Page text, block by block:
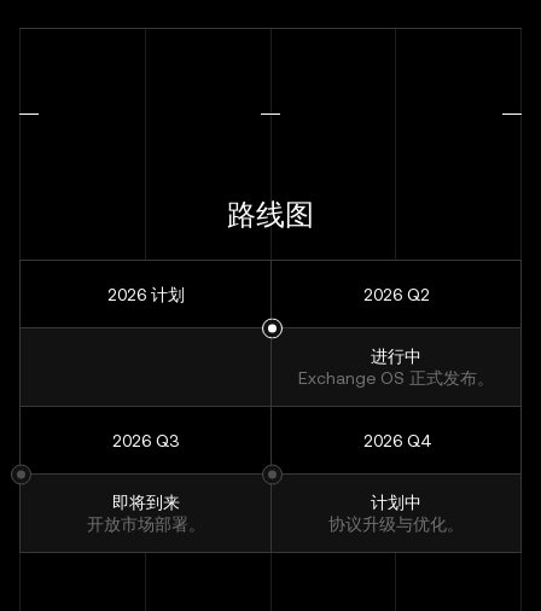
路线图
2026 计划 2026 Q2
进行中
Exchange OS 正式发布。
2026 Q3
即将到来
开放市场部署。
2026 Q4
计划中
协议升级与优化。